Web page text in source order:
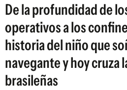
De la profundidad de
operativos a los
historia del niño que
navegante y hoy cruza
brasileñas